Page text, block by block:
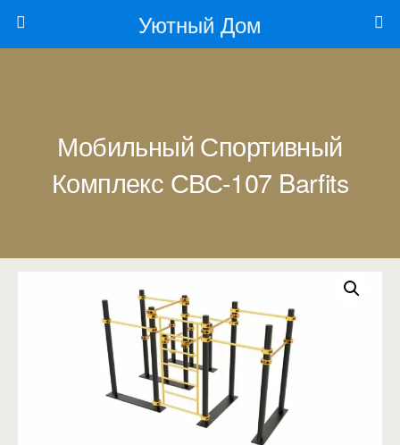
Уютный Дом
Мобильный Спортивный
Комплекс СВС-107 Barfits